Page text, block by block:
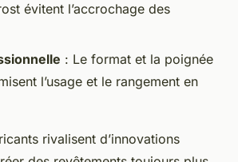
évitent l’accrochage des
: Le format et la poignée
l’usage et le rangement en
rivalisent d’innovations